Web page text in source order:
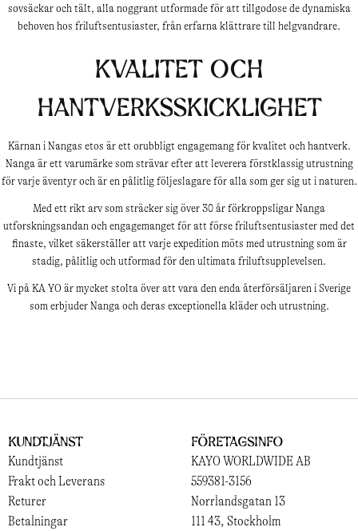
sovsäckar och tält, alla noggrant utformade för att tillgodose de dynamiska
behoven hos friluftsentusiaster, från erfarna klättrare till helgvandrare.
Kvalitet och
hantverksskicklighet
Kärnan i Nangas etos är ett orubbligt engagemang för kvalitet och hantverk.
Nanga är ett varumärke som strävar efter att leverera förstklassig utrustning
för varje äventyr och är en pålitlig följeslagare för alla som ger sig ut i naturen.
Med ett rikt arv som sträcker sig över 30 år förkroppsligar Nanga
utforskningsandan och engagemanget för att förse friluftsentusiaster med det
finaste, vilket säkerställer att varje expedition möts med utrustning som är
stadig, pålitlig och utformad för den ultimata friluftsupplevelsen.
Vi på KA YO är mycket stolta över att vara den enda återförsäljaren i Sverige
som erbjuder Nanga och deras exceptionella kläder och utrustning.
Kundtjänst
Kundtjänst
Frakt och Leverans
Returer
Betalningar
Företagsinfo
KAYO WORLDWIDE AB
559381-3156
Norrlandsgatan 13
111 43, Stockholm